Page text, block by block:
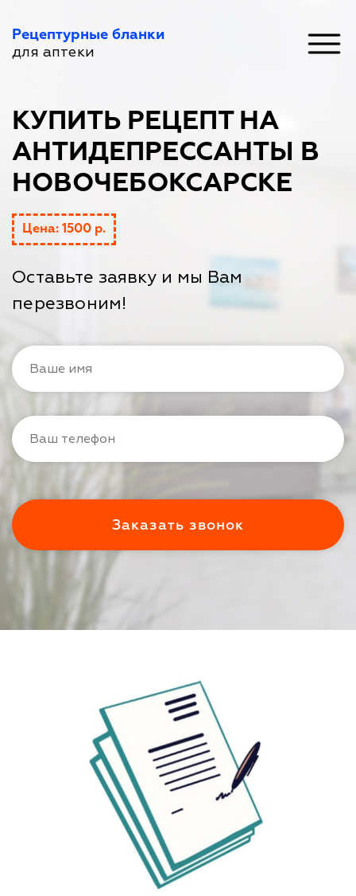
Рецептурные бланки
для аптеки
КУПИТЬ РЕЦЕПТ НА
АНТИДЕПРЕССАНТЫ В
НОВОЧЕБОКСАРСКЕ
Цена: 1500 р.
Оставьте заявку и мы Вам
перезвоним!